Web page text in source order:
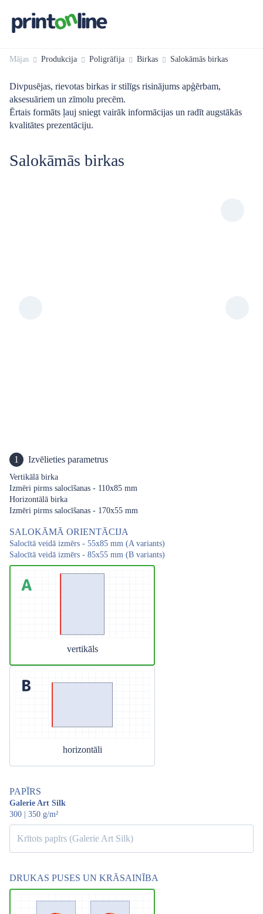
Mājas Produkcija Poligrāfija Birkas Salokāmās birkas
Divpusējas, rievotas birkas ir stilīgs risinājums apģērbam,
aksesuāriem un zīmolu precēm.
Ērtais formāts ļauj sniegt vairāk informācijas un radīt augstākās
kvalitātes prezentāciju.
Salokāmās birkas
1 Izvēlieties parametrus
Vertikālā birka
Izmēri pirms salocīšanas - 110x85 mm
Horizontālā birka
Izmēri pirms salocīšanas - 170x55 mm
SALOKĀMĀ ORIENTĀCIJA
Salocītā veidā izmērs - 55x85 mm (A variants)
Salocītā veidā izmērs - 85x55 mm (B variants)
vertikāls
horizontāli
PAPĪRS
Galerie Art Silk
300 | 350 g/m²
Krītots papīrs (Galerie Art Silk)
DRUKAS PUSES UN KRĀSAINĪBA